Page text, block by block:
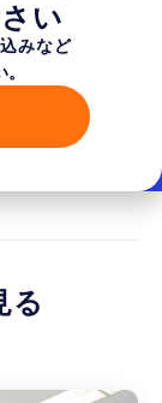
い
みなど
る